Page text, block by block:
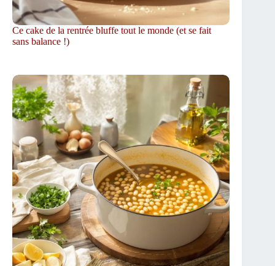
Ce cake de la rentrée bluffe tout le monde (et se fait
sans balance !)